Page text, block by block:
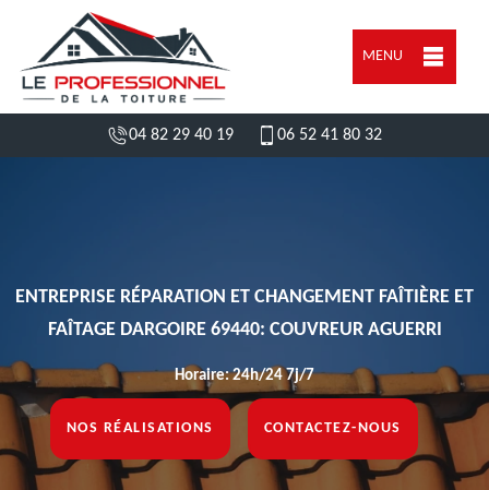
MENU
04 82 29 40 19 06 52 41 80 32
ENTREPRISE RÉPARATION ET CHANGEMENT FAÎTIÈRE ET
FAÎTAGE DARGOIRE 69440: COUVREUR AGUERRI
Horaire: 24h/24 7j/7
NOS RÉALISATIONS CONTACTEZ-NOUS